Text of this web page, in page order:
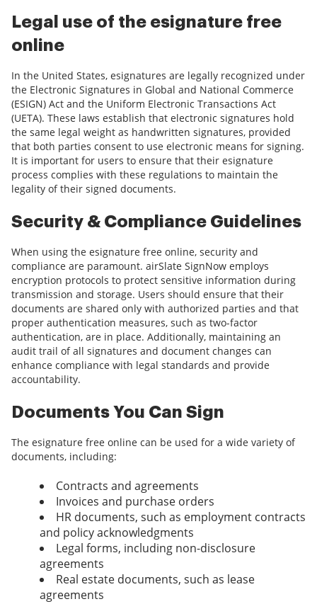
Legal use of the esignature free
online
In the United States, esignatures are legally recognized under
the Electronic Signatures in Global and National Commerce
(ESIGN) Act and the Uniform Electronic Transactions Act
(UETA). These laws establish that electronic signatures hold
the same legal weight as handwritten signatures, provided
that both parties consent to use electronic means for signing.
It is important for users to ensure that their esignature
process complies with these regulations to maintain the
legality of their signed documents.
Security & Compliance Guidelines
When using the esignature free online, security and
compliance are paramount. airSlate SignNow employs
encryption protocols to protect sensitive information during
transmission and storage. Users should ensure that their
documents are shared only with authorized parties and that
proper authentication measures, such as two-factor
authentication, are in place. Additionally, maintaining an
audit trail of all signatures and document changes can
enhance compliance with legal standards and provide
accountability.
Documents You Can Sign
The esignature free online can be used for a wide variety of
documents, including:
Contracts and agreements
Invoices and purchase orders
HR documents, such as employment contracts
and policy acknowledgments
Legal forms, including non-disclosure
agreements
Real estate documents, such as lease
agreements